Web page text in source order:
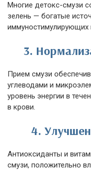
Многие детокс-смузи
зелень — богатые
иммуностимулирующих
3.
Прием смузи
углеводами и
уровень энергии в
в крови.
4.
Антиоксиданты и
смузи, положительно